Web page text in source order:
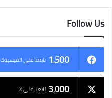
Follow Us
1٬500 تابعنا على الفيسبوك
3٬000 تابعنا على X